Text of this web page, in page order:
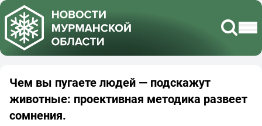
Чем вы пугаете людей — подскажут
животные: проективная методика развеет
сомнения.